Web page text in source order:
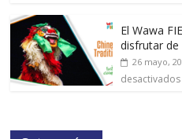
El Wawa
disfrutar de
26 mayo,
desactivados